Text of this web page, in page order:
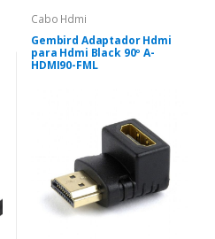
Cabo Hdmi
Gembird Adaptador Hdmi
para Hdmi Black 90º A-
HDMI90-FML